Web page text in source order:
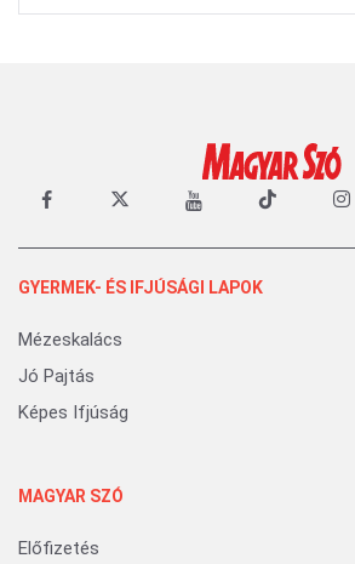
GYERMEK- ÉS IFJÚSÁGI LAPOK
Mézeskalács
Jó Pajtás
Képes Ifjúság
MAGYAR SZÓ
Előfizetés